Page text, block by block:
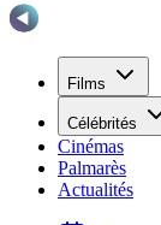
Films
Célébrités
Cinémas
Palmarès
Actualités